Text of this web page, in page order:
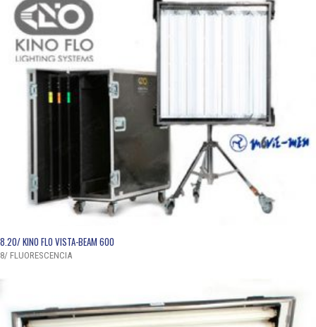
8.20/ KINO FLO VISTA-BEAM 600
8/ FLUORESCENCIA